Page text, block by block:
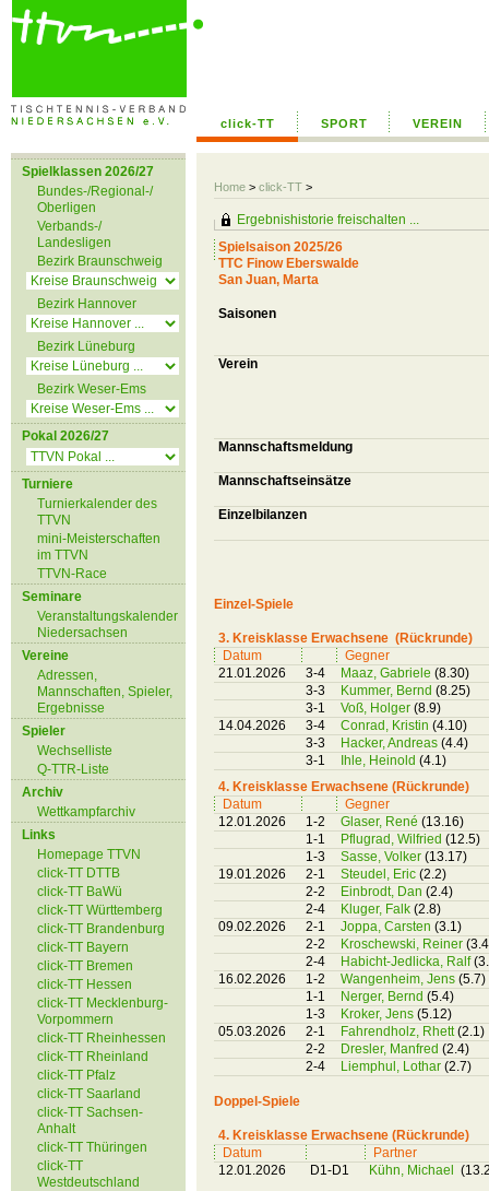
click-TT SPORT VEREIN
Home > click-TT >
Spielklassen 2026/27
Bundes-/Regional-/
Oberligen
Verbands-/
Landesligen
Bezirk Braunschweig
Bezirk Hannover
Bezirk Lüneburg
Bezirk Weser-Ems
Pokal 2026/27
Turniere
Turnierkalender des
TTVN
mini-Meisterschaften
im TTVN
TTVN-Race
Seminare
Veranstaltungskalender
Niedersachsen
Vereine
Adressen,
Mannschaften, Spieler,
Ergebnisse
Spieler
Wechselliste
Q-TTR-Liste
Archiv
Wettkampfarchiv
Links
Homepage TTVN
click-TT DTTB
click-TT BaWü
click-TT Württemberg
click-TT Brandenburg
click-TT Bayern
click-TT Bremen
click-TT Hessen
click-TT Mecklenburg-
Vorpommern
click-TT Rheinhessen
click-TT Rheinland
click-TT Pfalz
click-TT Saarland
click-TT Sachsen-
Anhalt
click-TT Thüringen
click-TT
Westdeutschland
Ergebnishistorie freischalten ...
Spielsaison 2025/26
TTC Finow Eberswalde
San Juan, Marta
Saisonen
Verein
Mannschaftsmeldung
Mannschaftseinsätze
Einzelbilanzen
Einzel-Spiele
3. Kreisklasse Erwachsene (Rückrunde)
Datum
Gegner
21.01.2026
3-4 Maaz, Gabriele (8.30)
3-3
Kummer, Bernd (8.25)
3-1
Voß, Holger (8.9)
14.04.2026
3-4 Conrad, Kristin (4.10)
3-3
Hacker, Andreas (4.4)
3-1
Ihle, Heinold (4.1)
4. Kreisklasse Erwachsene (Rückrunde)
Datum
Gegner
12.01.2026
1-2 Glaser, René (13.16)
1-1
Pflugrad, Wilfried (12.5)
1-3
Sasse, Volker (13.17)
19.01.2026
2-1 Steudel, Eric (2.2)
2-2
Einbrodt, Dan (2.4)
2-4
Kluger, Falk (2.8)
09.02.2026
2-1 Joppa, Carsten (3.1)
2-2
Kroschewski, Reiner
2-4
Habicht-Jedlicka, Ralf
16.02.2026
1-2 Wangenheim, Jens (5.7)
1-1
Nerger, Bernd (5.4)
1-3
Kroker, Jens (5.12)
05.03.2026
2-1 Fahrendholz, Rhett(2.1)
2-2
Dresler, Manfred (2.4)
2-4
Liemphul, Lothar (2.7)
Doppel-Spiele
4. Kreisklasse Erwachsene (Rückrunde)
Datum
Partner
12.01.2026
D1-D1 Kühn, Michael